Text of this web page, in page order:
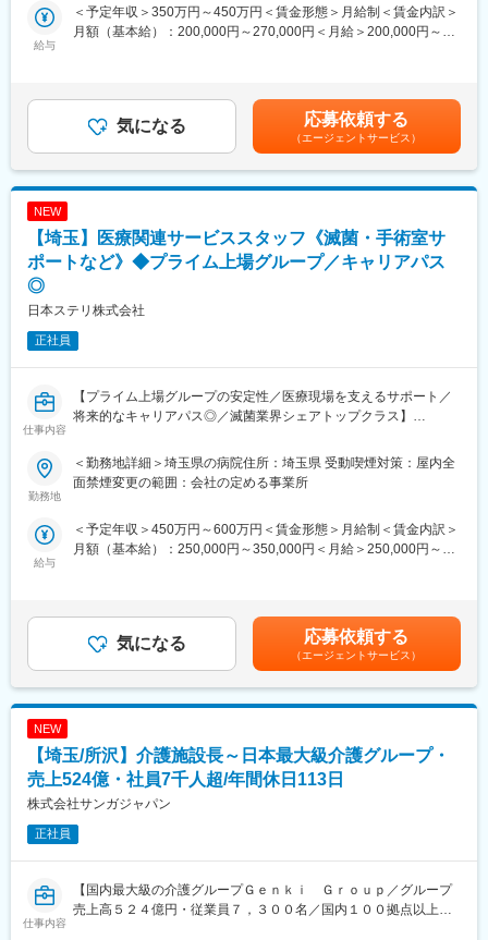
増益と確実に業績伸長しています。
できる研修制度を整えており、医療現場を支えるやりがいのある
仕事です。
■手術室サポート業務
■内視鏡室支援業務
【滅菌業務とは】
手術や診療で使用された医療器材は、そのままでは再利用できま
→ 滅菌 → 配給」という工程で処理します。この業務は、患者様
の安全を守るために欠かせない重要な役割です。電子マニュアル
を確認しながら作業を行うため、未経験の方でも研修でしっかり
【手術室サポートとは】
手術室では、医師や看護師が次の手術に集中できるよう、環境を
整えることが必要です。具体的には、手術室内の清掃、医療物品
の補充、手術時に着用するガウンの着脱補助（ガウン介助）など
を行います。医療チームの一員として、円滑な手術室運営を支え
【内視鏡室支援とは】
内視鏡検査で使用する器材の準備や片付け、洗浄・滅菌などを担
検査環境を整える役割です。
■チームでのサポート：現場では先輩スタッフが丁寧に指導しま
す。
■資格取得支援：業務に必要な知識を深めるための資格取得も会社
能な施設を優先的に配慮します。通勤時間の目安は 1時間40分以
内 です。
■関東：東京・神奈川・埼玉・千葉・茨城・栃木・群馬
【魅力】
■国内唯一の滅菌装置の専門メーカーとして長年の実績があり、大
■高度な製造技術をベースに最新の技術を取り入れた装置を次々に
開発、提供しています。営業から製品企画、開発製造、サポート
給与
＜予定年収＞350万円～450万円＜賃金形態＞月給制＜賃金内訳＞
月額（基本給）：200,000円～270,000円＜月給＞200,000円～
性があります。月給(月額)は固定手当を含めた表記です。
気になる 応募依頼する
（エージェントサービス）
NEW
【埼玉】医療関連サービススタッフ《滅菌・手術室サ
ポートなど》◆プライム上場グループ／キャリアパス
◎
日本ステリ株式会社
正社員
仕事内容
【プライム上場グループの安定性／医療現場を支えるサポート／
将来的なキャリアパス◎／滅菌業界シェアトップクラス】
【業務概要】
医療器材滅菌サービスを始めとし、医療機関に対し総合医療関連
【業務詳細】
＜滅菌業務とは＞
利用された医療器材は清潔にしなければ次の患者様に利用するこ
とができない為、「回収→洗浄→滅菌→配給」といった一連の業
務を行って頂き、安全で確実な滅菌器材の提供を行っています。
＜手術室サポート業務とは＞
医療従事者の方々が次の手術に専念できるように手術室内の清掃
や物品補充、ガウン介助といった業務を幅広く行い手術室運営を
サポートしています。
【配属先について】
通勤可能な施設を優先的に配慮します。通勤時間の目安は 1時間
40分以内 です。
勤務地
＜勤務地詳細＞埼玉県の病院住所：埼玉県 受動喫煙対策：屋内全
面禁煙変更の範囲：会社の定める事業所
給与
＜予定年収＞450万円～600万円＜賃金形態＞月給制＜賃金内訳＞
月額（基本給）：250,000円～350,000円＜月給＞250,000円～
性があります。月給(月額)は固定手当を含めた表記です。
気になる 応募依頼する
（エージェントサービス）
NEW
【埼玉/所沢】介護施設長～日本最大級介護グループ・
売上524億・社員7千人超/年間休日113日
株式会社サンガジャパン
正社員
仕事内容
【国内最大級の介護グループＧｅｎｋｉ Ｇｒｏｕｐ／グループ
売上高５２４億円・従業員７，３００名／国内１００拠点以上、